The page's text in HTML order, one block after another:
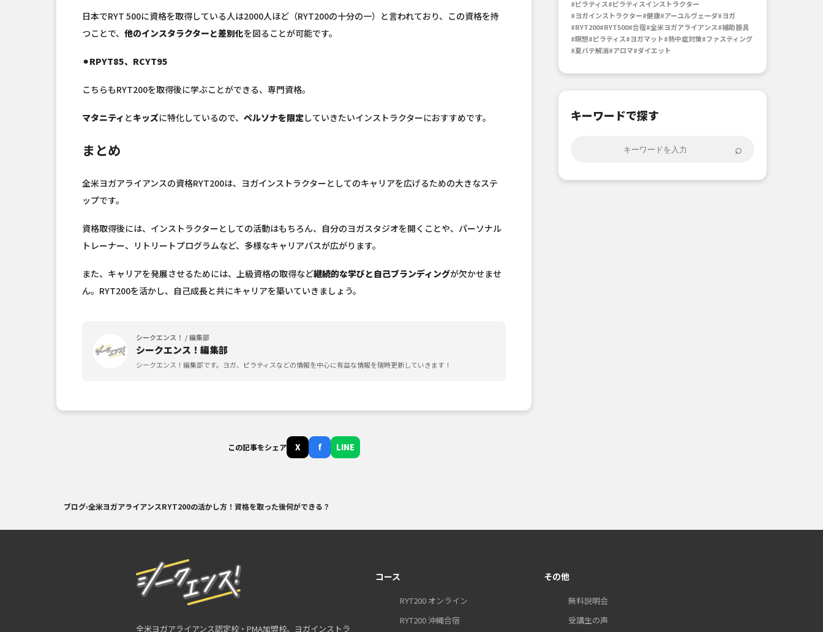
日本でRYT 500に資格を取得している人は2000人ほど（RYT200の十分の一）と言われており、この資格を持
つことで、 他のインスタラクターと差別化を図ることが可能です。
⚫︎RPYT85、RCYT95
こちらもRYT200を取得後に学ぶことができる、専門資格。
マタニティ とキッズに特化しているので、 ペルソナを限定していきたいインストラクターにおすすめです。
まとめ
全米ヨガアライアンスの資格RYT200は、ヨガインストラクターとしてのキャリアを広げるための大きなステ
ップです。
資格取得後には、インストラクターとしての活動はもちろん、自分のヨガスタジオを開くことや、パーソナル
トレーナー、リトリートプログラムなど、多様なキャリアパスが広がります。
また、キャリアを発展させるためには、上級資格の取得など継続的な学びと自己ブランディングが欠かせませ
ん。RYT200を活かし、自己成長と共にキャリアを築いていきましょう。
シークエンス！ / 編集部
シークエンス！編集部
シークエンス！編集部です。ヨガ、ピラティスなどの情報を中心に有益な情報を随時更新していきます！
この記事をシェア X f LINE
#ピラティス#ピラティスインストラクター
#ヨガインストラクター#健康#アーユルヴェーダ#ヨガ
#RYT200#RYT500#合宿#全米ヨガアライアンス#補助器具
#瞑想#ピラティス#ヨガマット#熱中症対策#ファスティング
#夏バテ解消#アロマ#ダイエット
キーワードで探す
⌕
ブログ›全米ヨガアライアンスRYT200の活かし方！資格を取った後何ができる？
全米ヨガアライアンス認定校・PMA加盟校。ヨガインストラ
コース
RYT200 オンライン
RYT200 沖縄合宿
その他
無料説明会
受講生の声